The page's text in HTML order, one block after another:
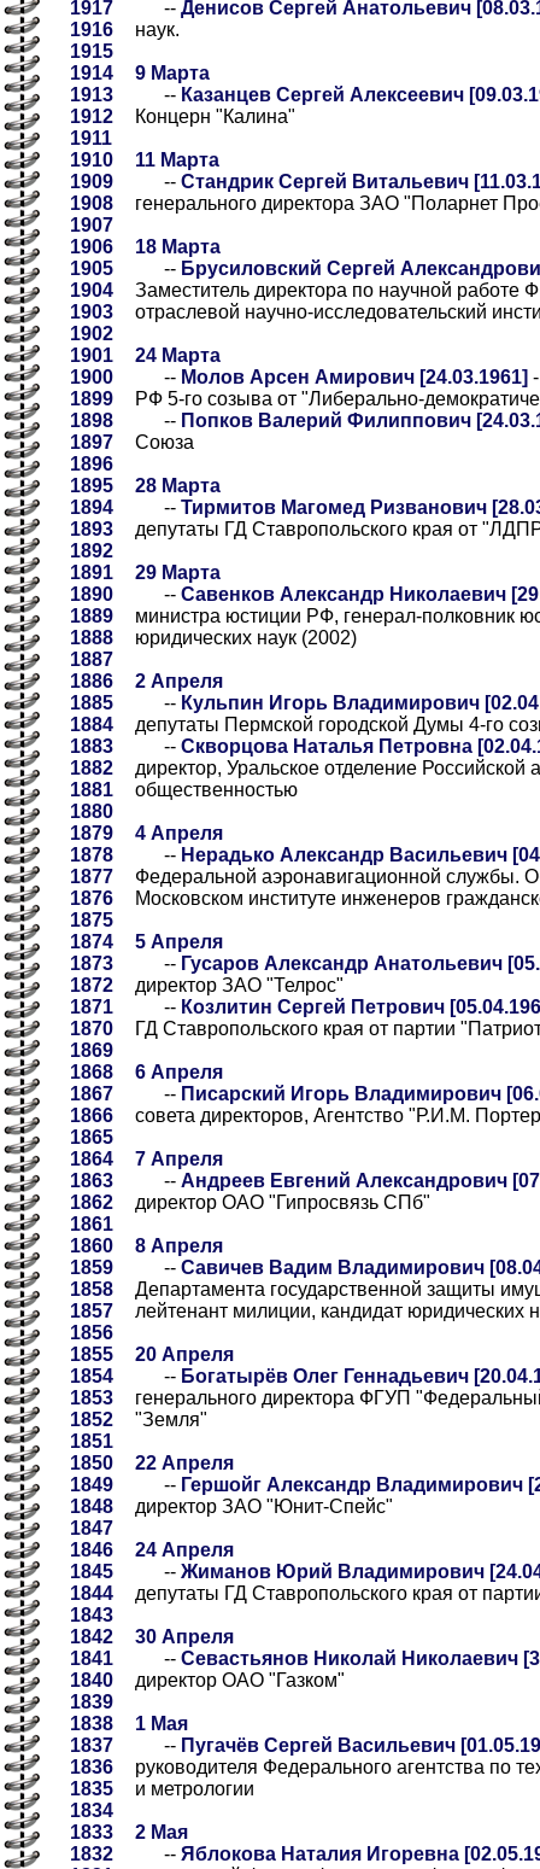
1917
1916
1915
1914
1913
1912
1911
1910
1909
1908
1907
1906
1905
1904
1903
1902
1901
1900
1899
1898
1897
1896
1895
1894
1893
1892
1891
1890
1889
1888
1887
1886
1885
1884
1883
1882
1881
1880
1879
1878
1877
1876
1875
1874
1873
1872
1871
1870
1869
1868
1867
1866
1865
1864
1863
1862
1861
1860
1859
1858
1857
1856
1855
1854
1853
1852
1851
1850
1849
1848
1847
1846
1845
1844
1843
1842
1841
1840
1839
1838
1837
1836
1835
1834
1833
1832
-- Денисов Сергей Анатольевич
наук.
9 Марта
-- Казанцев Сергей Алексеевич
Концерн "Калина"
11 Марта
-- Стандрик Сергей Витальевич
генерального директора ЗАО "Поларнет
18 Марта
-- Брусиловский Сергей
Заместитель директора по научной работе
отраслевой научно-исследовательский
24 Марта
-- Молов Арсен Амирович [24.03.1961]
РФ 5-го созыва от "Либерально-
-- Попков Валерий Филиппович
Союза
28 Марта
-- Тирмитов Магомед Ризванович
депутаты ГД Ставропольского края от
29 Марта
-- Савенков Александр Николаевич
министра юстиции РФ, генерал-полковник
юридических наук (2002)
2 Апреля
-- Кульпин Игорь Владимирович
депутаты Пермской городской Думы 4-го
-- Скворцова Наталья Петровна
директор, Уральское отделение Российской
общественностью
4 Апреля
-- Нерадько Александр Васильевич
Федеральной аэронавигационной службы.
Московском институте инженеров
5 Апреля
-- Гусаров Александр Анатольевич
директор ЗАО "Телрос"
-- Козлитин Сергей Петрович
ГД Ставропольского края от партии
6 Апреля
-- Писарский Игорь Владимирович
совета директоров, Агентство "Р.И.М.
7 Апреля
-- Андреев Евгений Александрович
директор ОАО "Гипросвязь СПб"
8 Апреля
-- Савичев Вадим Владимирович
Департамента государственной защиты
лейтенант милиции, кандидат юридических
20 Апреля
-- Богатырёв Олег Геннадьевич
генерального директора ФГУП
"Земля"
22 Апреля
-- Гершойг Александр Владимирович
директор ЗАО "Юнит-Спейс"
24 Апреля
-- Жиманов Юрий Владимирович
депутаты ГД Ставропольского края от
30 Апреля
-- Севастьянов Николай Николаевич
директор ОАО "Газком"
1 Мая
-- Пугачёв Сергей Васильевич
руководителя Федерального агентства по
и метрологии
2 Мая
-- Яблокова Наталия Игоревна